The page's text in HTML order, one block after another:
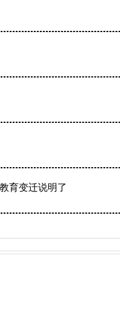
育变迁说明了